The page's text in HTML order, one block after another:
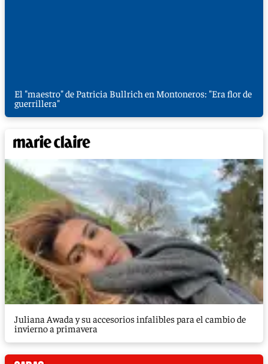
El "maestro" de Patricia Bullrich en Montoneros: "Era flor de
guerrillera"
Juliana Awada y su accesorios infalibles para el cambio de
invierno a primavera